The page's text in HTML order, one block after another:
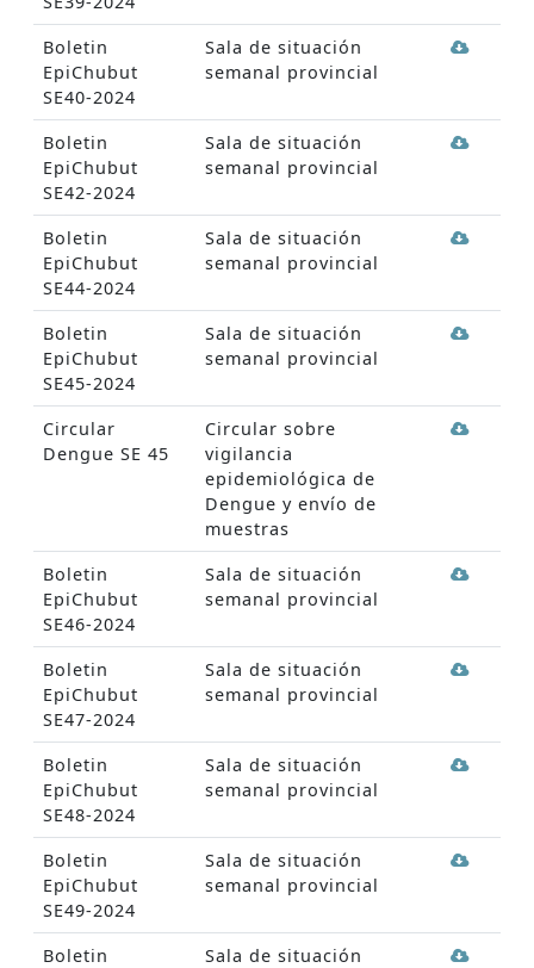
Boletin
EpiChubut
SE40-2024
Sala de situación
semanal provincial
Boletin
EpiChubut
SE42-2024
Sala de situación
semanal provincial
Boletin
EpiChubut
SE44-2024
Sala de situación
semanal provincial
Boletin
EpiChubut
SE45-2024
Sala de situación
semanal provincial
Circular
Dengue SE 45
Circular sobre
vigilancia
epidemiológica de
Dengue y envío de
muestras
Boletin
EpiChubut
SE46-2024
Sala de situación
semanal provincial
Boletin
EpiChubut
SE47-2024
Sala de situación
semanal provincial
Boletin
EpiChubut
SE48-2024
Sala de situación
semanal provincial
Boletin
EpiChubut
SE49-2024
Sala de situación
semanal provincial
Boletin
Sala de situación